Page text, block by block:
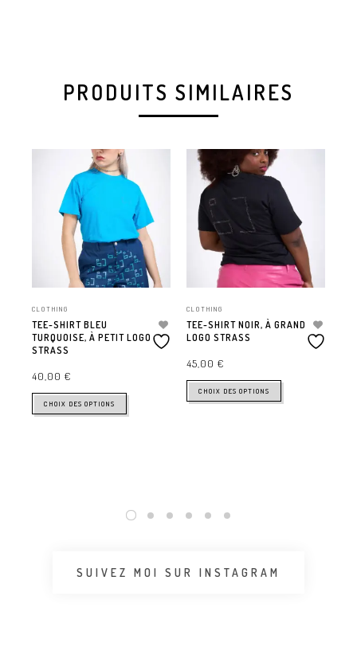
PRODUITS SIMILAIRES
CLOTHING
TEE-SHIRT BLEU
TURQUOISE, À PETIT LOGO
STRASS
40,00 €
CHOIX DES OPTIONS
CLOTHING
TEE-SHIRT NOIR, À GRAND
LOGO STRASS
45,00 €
CHOIX DES OPTIONS
SUIVEZ MOI SUR INSTAGRAM